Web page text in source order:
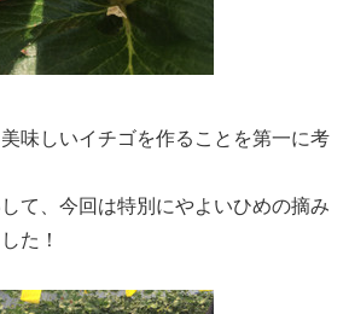
味しいイチゴを作ることを第一に考
て、今回は特別にやよいひめの摘み
た！